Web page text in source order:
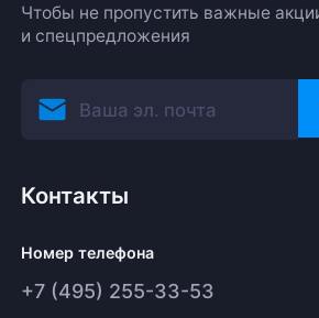
Чтобы не пропустить важные
и спецпредложения
Контакты
Номер телефона
+7 (495) 255-33-53